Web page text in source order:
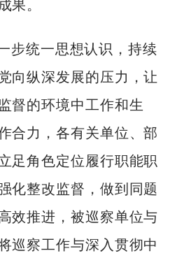
果。
步统一思想认识，持续
向纵深发展的压力，让
督的环境中工作和生
合力，各有关单位、部
足角色定位履行职能职
化整改监督，做到同题
效推进，被巡察单位与
巡察工作与深入贯彻中